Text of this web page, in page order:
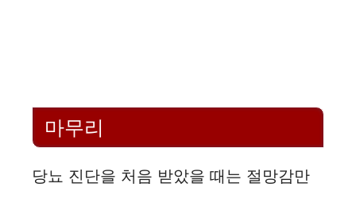
마무리
당뇨 진단을 처음 받았을 때는 절망감만